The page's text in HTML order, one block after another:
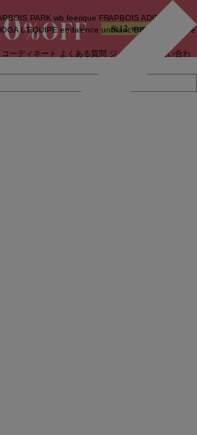
PARK wb feerique FRAPBOIS ADIEU
L'EQUIPE endalence unbilanc BIGI online store
コーディネート よくある質問 ジャーナル
お問い合わ